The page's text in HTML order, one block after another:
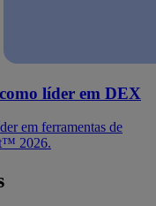
líder em DEX
em ferramentas de
2026.